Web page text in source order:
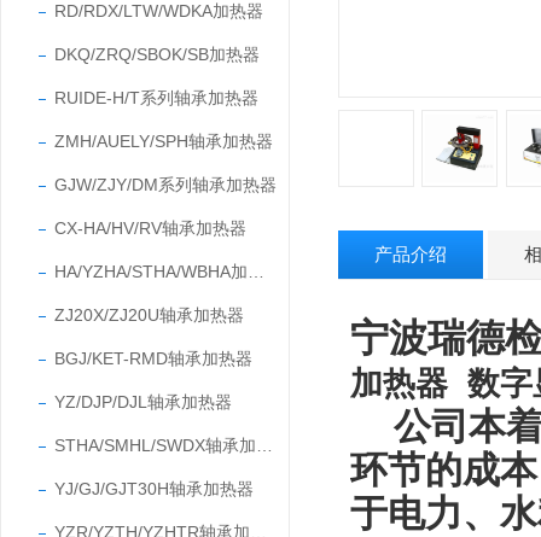
RD/RDX/LTW/WDKA加热器
DKQ/ZRQ/SBOK/SB加热器
RUIDE-H/T系列轴承加热器
ZMH/AUELY/SPH轴承加热器
GJW/ZJY/DM系列轴承加热器
CX-HA/HV/RV轴承加热器
ZJ20X/ZJ20U轴承加热器
BGJ/KET-RMD轴承加热器
YZ/DJP/DJL轴承加热器
YJ/GJ/GJT30H轴承加热器
产品介绍
宁波瑞德
加热器 数字
公司本
环节的成
于电力、